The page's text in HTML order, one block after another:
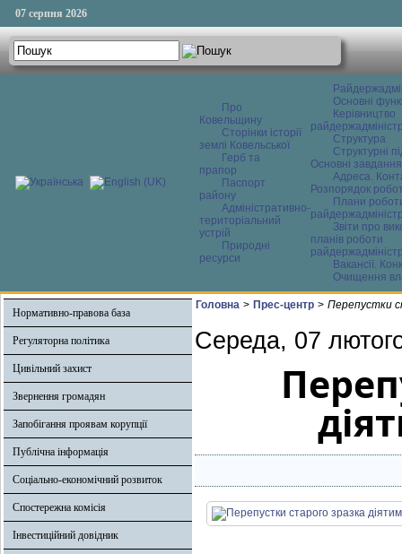
07 серпня 2026
Про
Ковельщину
Сторінки історії
землі Ковельської
Герб та
прапор
Паспорт
району
Адміністративно-
територіальний
устрій
Природні
ресурси
Основні
Керівництво
Структура
Структурні
Основні завдання
Адреса.
Розпорядок
Плани
Звіти про
планів роботи
Вакансії.
Очищення
Нормативно-правова база
Регуляторна політика
Цивільний захист
Звернення громадян
Запобігання проявам корупції
Публічна інформація
Соціально-економічний розвиток
Спостережна комісія
Інвестиційний довідник
Головна > Прес-центр > Перепустки
Середа, 07